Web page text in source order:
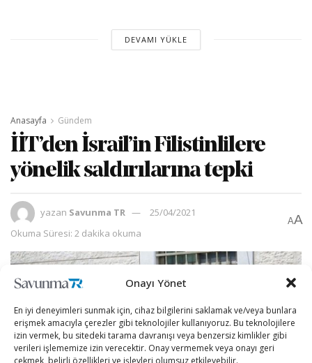
Onayı Yönet
En iyi deneyimleri sunmak için, cihaz bilgilerini saklamak ve/veya bunlara
erişmek amacıyla çerezler gibi teknolojiler kullanıyoruz. Bu teknolojilere
izin vermek, bu sitedeki tarama davranışı veya benzersiz kimlikler gibi
verileri işlememize izin verecektir. Onay vermemek veya onayı geri
çekmek, belirli özellikleri ve işlevleri olumsuz etkileyebilir.
DEVAMI YÜKLE
Anasayfa Gündem
İİT’den İsrail’in Filistinlilere
yönelik saldırılarına tepki
yazan Savunma TR
25/04/2021
Okuma Süresi: 2 dakika okuma
AA